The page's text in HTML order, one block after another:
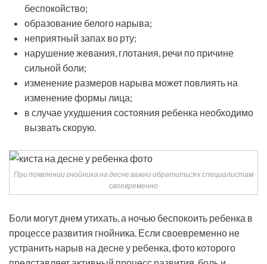
беспокойство;
образование белого нарыва;
неприятный запах во рту;
нарушение жевания, глотания, речи по причине
сильной боли;
изменение размеров нарыва может повлиять на
изменение формы лица;
в случае ухудшения состояния ребенка необходимо
вызвать скорую.
При появлении гнойника на десне важно обратиться к специалистам
своевременно
Боли могут днем утихать, а ночью беспокоить ребенка в
процессе развития гнойника. Если своевременно не
устранить нарыв на десне у ребенка, фото которого